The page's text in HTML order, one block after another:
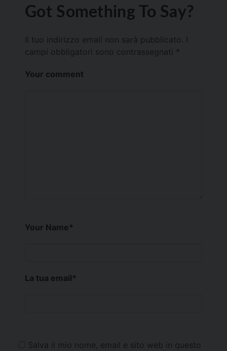
Got Something To Say?
Il tuo indirizzo email non sarà pubblicato.
campi obbligatori sono contrassegnati *
Your comment
Your Name*
La tua email*
Salva il mio nome, email e sito web in questo